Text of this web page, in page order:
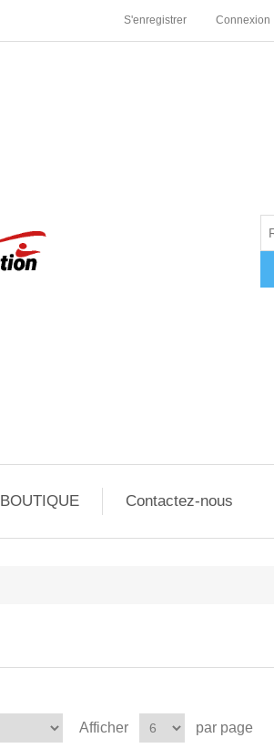
S'enregistrer Connexion
BOUTIQUE Contactez-nous
Afficher par page